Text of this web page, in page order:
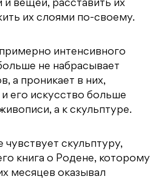
вещей, расставить их
их слоями по-своему.
интенсивного
не набрасывает
а проникает в них,
его искусство больше
а к скульптуре.
чувствует скульптуру,
книга о Родене, которому
месяцев оказывал